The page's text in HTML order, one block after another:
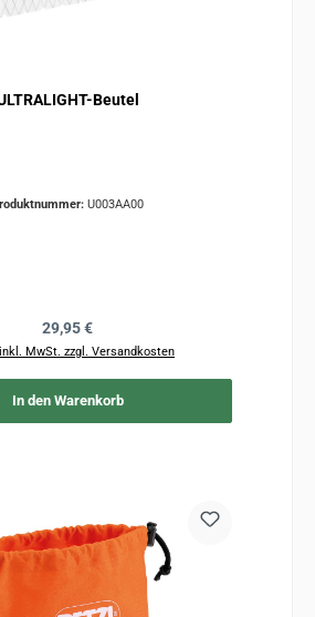
Beutel
U003AA00
Regulärer Preis:
29,95 €
MwSt. zzgl. Versandkosten
In den Warenkorb